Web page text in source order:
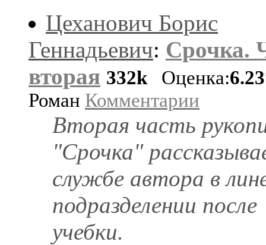
Цеханович Борис
Геннадьевич: Срочка.
вторая 332k Оценка:
Роман Комментарии
Вторая часть
"Срочка"
службе автора в
подразделении после
учебки.